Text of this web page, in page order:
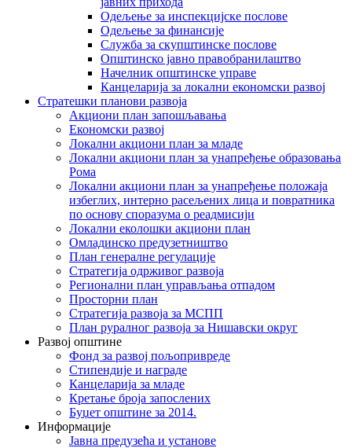
Одељење за инспекцијске послове
Одељење за финансије
Служба за скупштинске послове
Општинско јавно правобранилаштво
Начелник општинске управе
Канцеларија за локални економски развој
Стратешки планови развоја
Акциони план запошљавања
Економски развој
Локални акциони план за младе
Локални акциони план за унапређење образовања
Рома
Локални акциони план за унапређење положаја
избеглих, интерно расељених лица и повратника
по основу споразума о реадмисији
Локални еколошки акциони план
Омладинско предузетништво
План генералне регулације
Стратегија одрживог развоја
Регионални план управљања отпадом
Просторни план
Стратегија развоја за МСПП
План руралног развоја за Нишавски округ
Развој општине
Фонд за развој пољопривреде
Стипендије и награде
Канцеларија за младе
Кретање броја запослених
Буџет општине за 2014.
Информације
Јавна предузећа и установе